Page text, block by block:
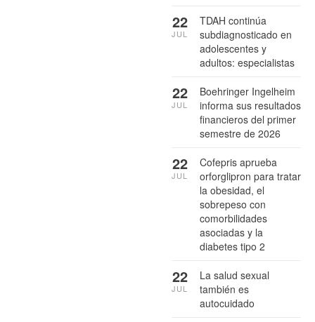
TDAH continúa
subdiagnosticado en
adolescentes y
adultos: especialistas
22
JUL
Boehringer Ingelheim
informa sus resultados
financieros del primer
semestre de 2026
22
JUL
Cofepris aprueba
orforglipron para tratar
la obesidad, el
sobrepeso con
comorbilidades
asociadas y la
diabetes tipo 2
22
JUL
La salud sexual
también es
autocuidado
22
JUL